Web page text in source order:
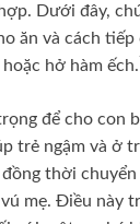
Dưới đây,
ăn và cách
hở hàm ếch.
để cho con
trẻ ngậm và ở
thời
mẹ. Điều này